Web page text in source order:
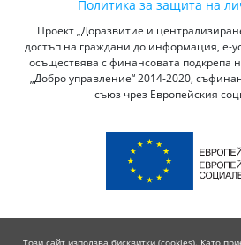
Политика за защита на
Проект „Доразвитие и
достъп на граждани до информация, е-
осъществява с финансовата подкрепа
„Добро управление“ 2014-2020,
съюз чрез Европейския
Този сайт използва бисквитки (cookies). Като